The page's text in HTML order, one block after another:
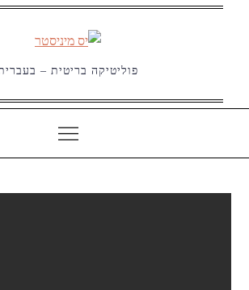
פוליטיקה בריטית –